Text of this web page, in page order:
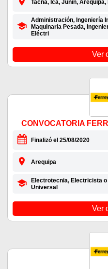
Tacna, Ica, Junín,
Administración, Ingeniería
Maquinaria Pesada,
Eléctri
Ver
CONVOCATORIA
Finalizó el 25/08/2020
Arequipa
Electrotecnia, Electricista
Universal
Ver